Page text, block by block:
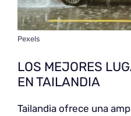
Pexels
LOS MEJORES
EN TAILANDIA
Tailandia ofrece una